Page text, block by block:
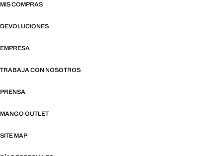
MIS COMPRAS
DEVOLUCIONES
EMPRESA
TRABAJA CON NOSOTROS
PRENSA
MANGO OUTLET
SITE MAP